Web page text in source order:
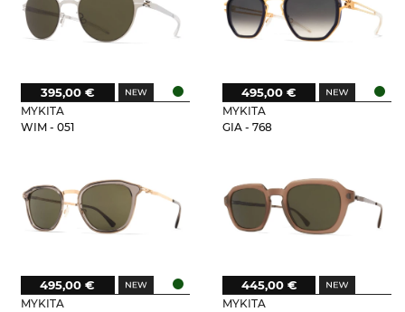
MYKITA
WIM - 051
395,00 €
MYKITA
GIA - 768
495,00 €
MYKITA
495,00 €
MYKITA
445,00 €